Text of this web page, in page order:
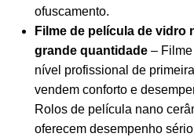
ofuscamento.
Filme de película de vidro
grande quantidade –
nível profissional de
vendem conforto e
Rolos de película nano
oferecem desempenho